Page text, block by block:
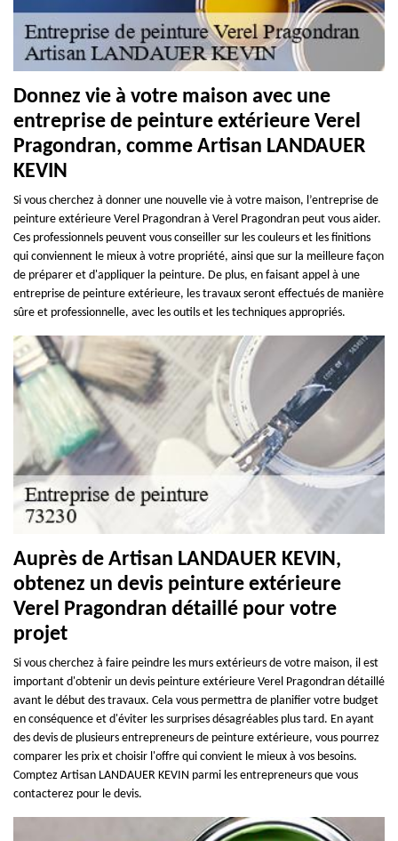
Donnez vie à votre maison avec une
entreprise de peinture extérieure Verel
Pragondran, comme Artisan LANDAUER
KEVIN
Si vous cherchez à donner une nouvelle vie à votre maison, l’entreprise de
peinture extérieure Verel Pragondran à Verel Pragondran peut vous aider.
Ces professionnels peuvent vous conseiller sur les couleurs et les finitions
qui conviennent le mieux à votre propriété, ainsi que sur la meilleure façon
de préparer et d'appliquer la peinture. De plus, en faisant appel à une
entreprise de peinture extérieure, les travaux seront effectués de manière
sûre et professionnelle, avec les outils et les techniques appropriés.
Auprès de Artisan LANDAUER KEVIN,
obtenez un devis peinture extérieure
Verel Pragondran détaillé pour votre
projet
Si vous cherchez à faire peindre les murs extérieurs de votre maison, il est
important d'obtenir un devis peinture extérieure Verel Pragondran détaillé
avant le début des travaux. Cela vous permettra de planifier votre budget
en conséquence et d'éviter les surprises désagréables plus tard. En ayant
des devis de plusieurs entrepreneurs de peinture extérieure, vous pourrez
comparer les prix et choisir l'offre qui convient le mieux à vos besoins.
Comptez Artisan LANDAUER KEVIN parmi les entrepreneurs que vous
contacterez pour le devis.